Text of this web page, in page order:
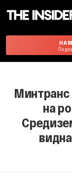
Минтранс
на